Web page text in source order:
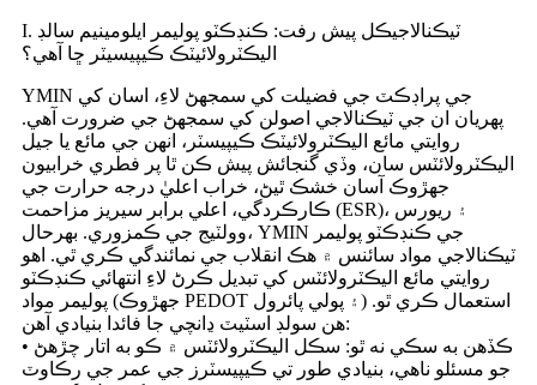
I. ٽيڪنالاجيڪل پيش رفت: ڪنڊڪٽو پوليمر ايلومينيم سالڊ
اليڪٽرولائيٽڪ ڪيپيسيٽر ڇا آهي؟
YMIN جي پراڊڪٽ جي فضيلت کي سمجهڻ لاءِ، اسان کي
پهريان ان جي ٽيڪنالاجي اصولن کي سمجهڻ جي ضرورت آهي.
روايتي مائع اليڪٽرولائيٽڪ ڪيپيسٽر، انهن جي مائع يا جيل
اليڪٽرولائٽس سان، وڏي گنجائش پيش ڪن ٿا پر فطري خرابيون
جهڙوڪ آسان خشڪ ٿيڻ، خراب اعليٰ درجه حرارت جي
ڪارڪردگي، اعلي برابر سيريز مزاحمت (ESR)، ۽ ريورس
وولٽيج جي ڪمزوري. بهرحال، YMIN جي ڪنڊڪٽو پوليمر
ٽيڪنالاجي مواد سائنس ۾ هڪ انقلاب جي نمائندگي ڪري ٿي. اهو
روايتي مائع اليڪٽرولائٽس کي تبديل ڪرڻ لاءِ انتهائي ڪنڊڪٽو
پوليمر مواد (جهڙوڪ PEDOT ۽ پولي پائرول) استعمال ڪري ٿو.
هن سولڊ اسٽيٽ ڍانچي جا فائدا بنيادي آهن:
• ڪڏهن به سڪي نه ٿو: سڪل اليڪٽرولائٽس ۾ ڪو به اتار چڙهڻ
جو مسئلو ناهي، بنيادي طور تي ڪيپيسٽرز جي عمر جي رڪاوٽ